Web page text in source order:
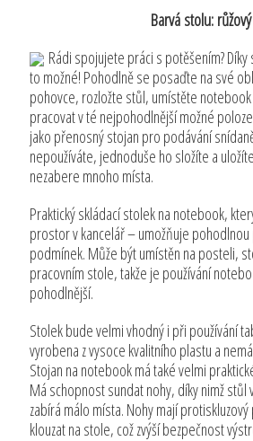
Barvá stolu: růžový
Rádi spojujete práci s potěšením?
to možné! Pohodlně se posaďte na své
pohovce, rozložte stůl, umístěte
pracovat v té nejpohodlnější možné
jako přenosný stojan pro podávání
nepoužíváte, jednoduše ho složíte a
nezabere mnoho místa.
Praktický skládací stolek na notebook,
prostor v kancelář – umožňuje pohodlnou
podmínek. Může být umístěn na posteli,
pracovním stole, takže je používání
pohodlnější.
Stolek bude velmi vhodný i při používání
vyrobena z vysoce kvalitního plastu a
Stojan na notebook má také velmi
Má schopnost sundat nohy, díky nimž stůl
zabírá málo místa. Nohy mají
klouzat na stole, což zvýší bezpečnost